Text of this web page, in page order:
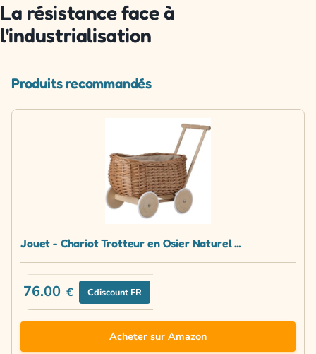
La résistance face à
l'industrialisation
Produits recommandés
Jouet - Chariot Trotteur en Osier Naturel ...
76.00 € Cdiscount FR
Acheter sur Amazon